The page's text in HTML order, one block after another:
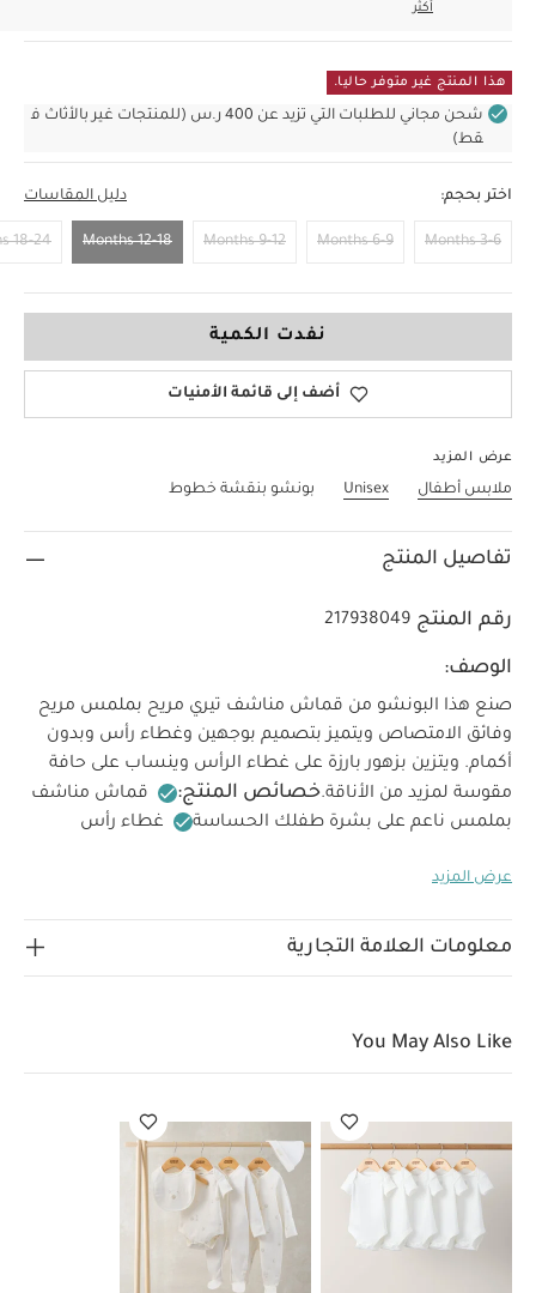
أكثر
هذا المنتج غير متوفر حاليا.
شحن مجاني للطلبات التي تزيد عن 400 ر.س (للمنتجات غير بالأثاث ف
قط)
اختر بحجم: دليل المقاسات
3-6 Months
6-9 Months
9-12 Months
12-18 Months
18-24 Months
نفدت الكمية
أضف إلى قائمة الأمنيات
عرض المزيد
ملابس أطفال Unisex بونشو بنقشة خطوط
تفاصيل المنتج
رقم المنتج 217938049
الوصف:
صنع هذا البونشو من قماش مناشف تيري مريح بملمس مريح
وفائق الامتصاص ويتميز بتصميم بوجهين وغطاء رأس وبدون
أكمام. ويتزين بزهور بارزة على غطاء الرأس وينساب على حافة
مقوسة لمزيد من الأناقة.خصائص المنتج:
قماش مناشف
بملمس ناعم على بشرة طفلك الحساسة
غطاء رأس
الرأستعليمات السلامة وتحذيرات:
غسل على درجة حرارة 40 درجة مئوية
عرض المزيد
معلومات العلامة التجارية
You May Also Like